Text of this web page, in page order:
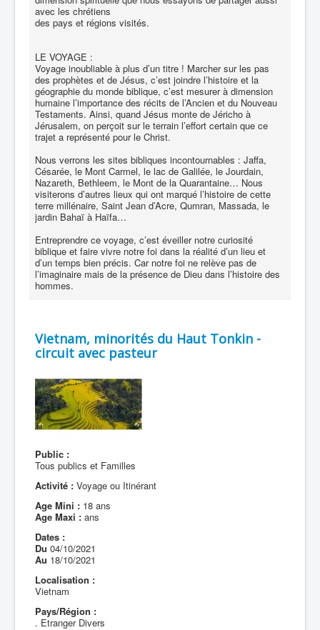
avec les chrétiens
des pays et régions visités.
LE VOYAGE :
Voyage inoubliable à plus d’un titre ! Marcher sur les pas
des prophètes et de Jésus, c’est joindre l’histoire et la
géographie du monde biblique, c’est mesurer à dimension
humaine l’importance des récits de l’Ancien et du Nouveau
Testaments. Ainsi, quand Jésus monte de Jéricho à
Jérusalem, on perçoit sur le terrain l’effort certain que ce
trajet a représenté pour le Christ.
Nous verrons les sites bibliques incontournables : Jaffa,
Césarée, le Mont Carmel, le lac de Galilée, le Jourdain,
Nazareth, Bethleem, le Mont de la Quarantaine… Nous
visiterons d’autres lieux qui ont marqué l’histoire de cette
terre millénaire, Saint Jean d’Acre, Qumran, Massada, le
jardin Bahaï à Haïfa…
Entreprendre ce voyage, c’est éveiller notre curiosité
biblique et faire vivre notre foi dans la réalité d’un lieu et
d’un temps bien précis. Car notre foi ne relève pas de
l’imaginaire mais de la présence de Dieu dans l’histoire des
hommes.
Vietnam, minorités du Haut Tonkin -
circuit avec pasteur
Public :
Tous publics et Familles
Activité : Voyage ou Itinérant
Age Mini : 18 ans
Age Maxi : ans
Dates :
Du 04/10/2021
Au 18/10/2021
Localisation :
Vietnam
Pays/Région :
. Etranger Divers